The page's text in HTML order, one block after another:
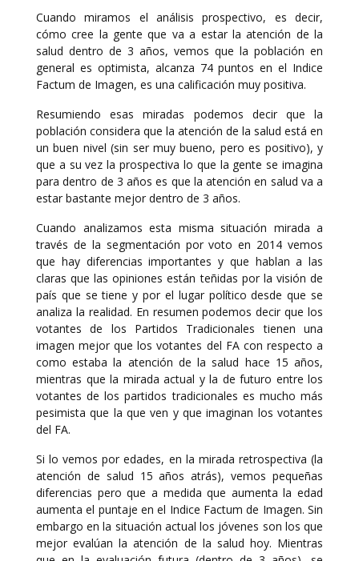
Cuando miramos el análisis prospectivo, es decir,
cómo cree la gente que va a estar la atención de la
salud dentro de 3 años, vemos que la población en
general es optimista, alcanza 74 puntos en el Indice
Factum de Imagen, es una calificación muy positiva.
Resumiendo esas miradas podemos decir que la
población considera que la atención de la salud está en
un buen nivel (sin ser muy bueno, pero es positivo), y
que a su vez la prospectiva lo que la gente se imagina
para dentro de 3 años es que la atención en salud va a
estar bastante mejor dentro de 3 años.
Cuando analizamos esta misma situación mirada a
través de la segmentación por voto en 2014 vemos
que hay diferencias importantes y que hablan a las
claras que las opiniones están teñidas por la visión de
país que se tiene y por el lugar político desde que se
analiza la realidad. En resumen podemos decir que los
votantes de los Partidos Tradicionales tienen una
imagen mejor que los votantes del FA con respecto a
como estaba la atención de la salud hace 15 años,
mientras que la mirada actual y la de futuro entre los
votantes de los partidos tradicionales es mucho más
pesimista que la que ven y que imaginan los votantes
del FA.
Si lo vemos por edades, en la mirada retrospectiva (la
atención de salud 15 años atrás), vemos pequeñas
diferencias pero que a medida que aumenta la edad
aumenta el puntaje en el Indice Factum de Imagen. Sin
embargo en la situación actual los jóvenes son los que
mejor evalúan la atención de la salud hoy. Mientras